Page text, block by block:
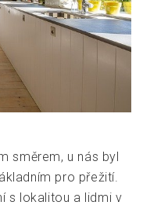
směrem, u nás byl
pro přežití.
s lokalitou a lidmi v